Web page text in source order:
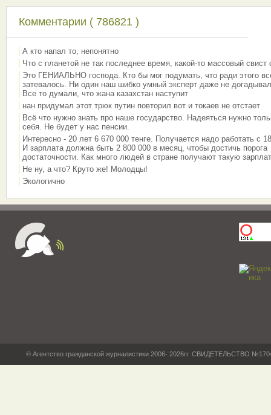
Комментарии ( 786821 )
А кто напал то, непонятно
Что с планетой не так последнее время, какой-то массовый свист
Это ГЕНИАЛЬНО господа. Кто бы мог подумать, что ради этого
затевалось. Ни один наш шибко умный эксперт даже не
Все то думали, что жана казахстан наступит
нан придумал этот трюк путин повторил вот и токаев не отстает
Всё что нужно знать про наше государство. Надеяться нужно
себя. Не будет у нас пенсии.
Интересно - 20 лет 6 670 000 тенге. Получается надо работать с
И зарплата должна быть 2 800 000 в месяц, чтобы достичь порога
достаточности. Как много людей в стране получают такую
Не ну, а что? Круто же! Молодцы!
Экологично
© Агентство гражданской журналистики 2006- 2026гг. СВИДЕТЕЛЬСТВО